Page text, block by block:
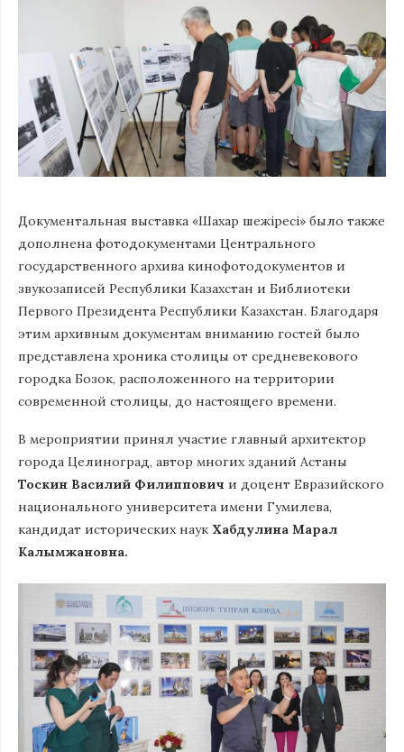
Документальная выставка «Шахар шежіресі» было также
дополнена фотодокументами Центрального
государственного архива кинофотодокументов и
звукозаписей Республики Казахстан и Библиотеки
Первого Президента Республики Казахстан. Благодаря
этим архивным документам вниманию гостей было
представлена хроника столицы от средневекового
городка Бозок, расположенного на территории
современной столицы, до настоящего времени.
В мероприятии принял участие главный архитектор
города Целиноград, автор многих зданий Астаны
Тоскин Василий Филиппович и доцент Евразийского
национального университета имени Гумилева,
кандидат исторических наук Хабдулина Марал
Калымжановна.